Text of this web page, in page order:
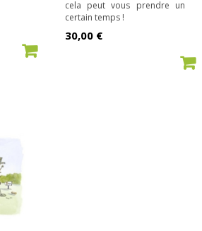
cela peut vous prendre un
certain temps !
Prix
30,00 €